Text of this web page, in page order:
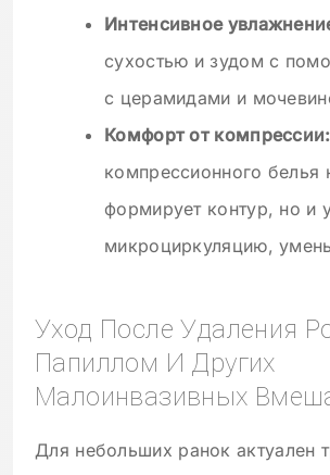
Интенсивное
сухостью и зудом с
с церамидами и
Комфорт от компрессии:
компрессионного белья
формирует контур, но и
микроциркуляцию,
Уход После Удаления
Папиллом И Других
Малоинвазивных
Для небольших ранок актуален